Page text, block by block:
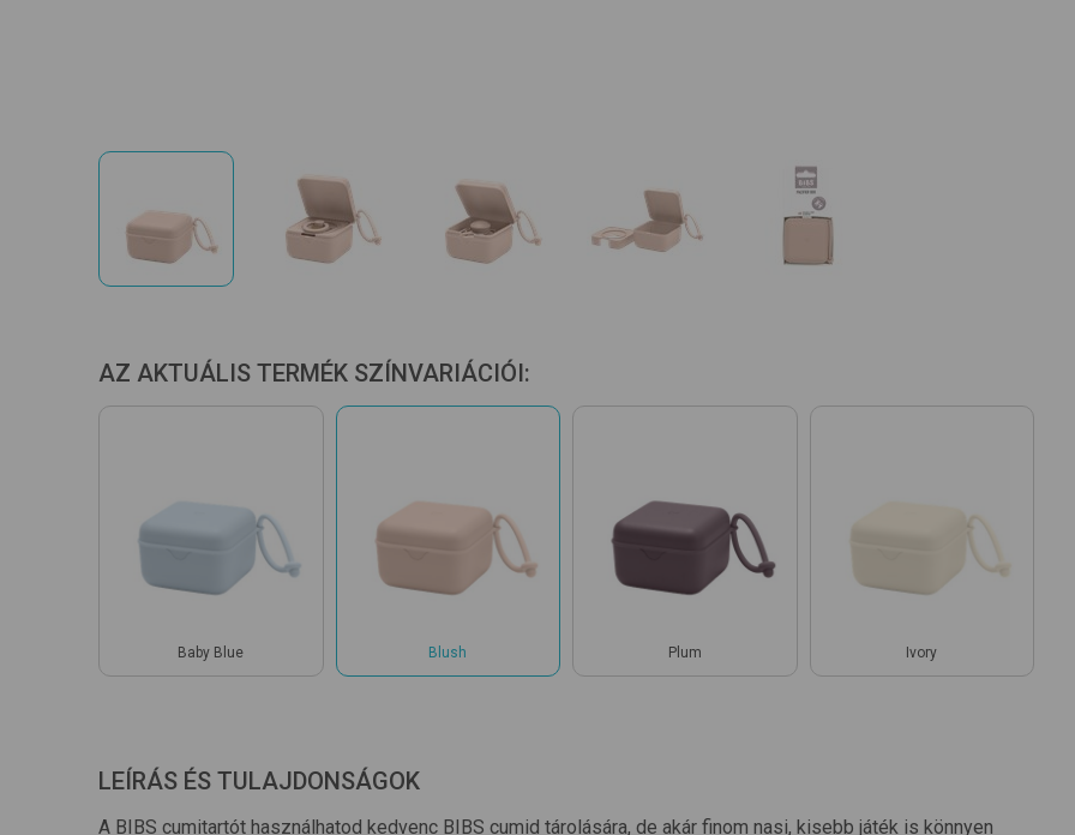
AZ AKTUÁLIS TERMÉK SZÍNVARIÁCIÓI:
Baby Blue Blush Plum Ivory
LEÍRÁS ÉS TULAJDONSÁGOK
A BIBS cumitartót használhatod kedvenc BIBS cumid tárolására, de akár finom nasi, kisebb játék is könnyen